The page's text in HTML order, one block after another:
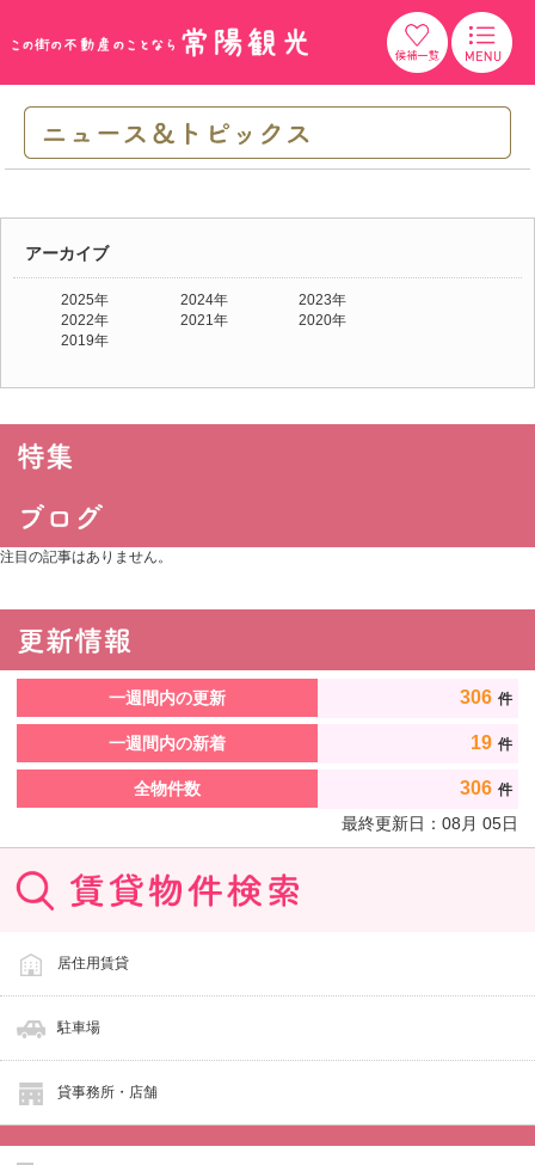
アーカイブ
2025年 2024年
2023年
2022年
2021年
2020年
2019年
注目の記事はありません。
一週間内の更新 306 件
一週間内の新着 19 件
全物件数 306 件
最終更新日： 08 月 05日
居住用賃貸
駐車場
貸事務所・店舗